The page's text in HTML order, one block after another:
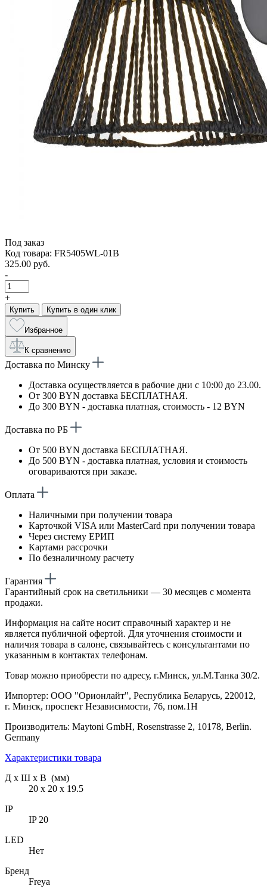
Под заказ
Код товара: FR5405WL-01B
325.00 руб.
-
+
Купить Купить в один клик
Избранное
К сравнению
Доставка по Минску
Доставка осуществляется в рабочие дни с 10:00 до 23.00.
От 300 BYN доставка БЕСПЛАТНАЯ.
До 300 BYN - доставка платная, стоимость - 12 BYN
Доставка по РБ
От 500 BYN доставка БЕСПЛАТНАЯ.
До 500 BYN - доставка платная, условия и стоимость
оговариваются при заказе.
Оплата
Наличными при получении товара
Карточкой VISA или MasterCard при получении товара
Через систему ЕРИП
Картами рассрочки
По безналичному расчету
Гарантия
Гарантийный срок на светильники — 30 месяцев с момента
продажи.
Информация на сайте носит справочный характер и не
является публичной офертой. Для уточнения стоимости и
наличия товара в салоне, связывайтесь с консультантами по
указанным в контактах телефонам.
Товар можно приобрести по адресу, г.Минск, ул.М.Танка 30/2.
Импортер: ООО "Орионлайт", Республика Беларусь, 220012,
г. Минск, проспект Независимости, 76, пом.1Н
Производитель: Maytoni GmbH, Rosenstrasse 2, 10178, Berlin.
Germany
Характеристики товара
Д х Ш х В (мм)
20 х 20 х 19.5
IP
IP 20
LED
Нет
Бренд
Freya